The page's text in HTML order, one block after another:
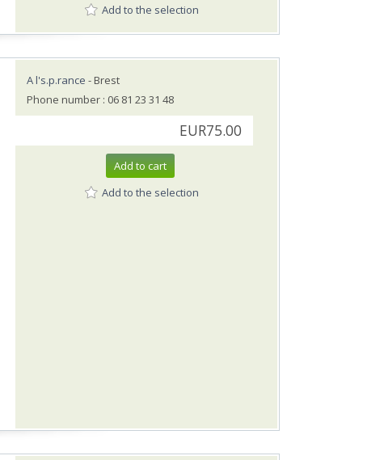
Add to the selection
A l's.p.rance - Brest
Phone number : 06 81 23 31 48
EUR75.00
Add to cart
Add to the selection